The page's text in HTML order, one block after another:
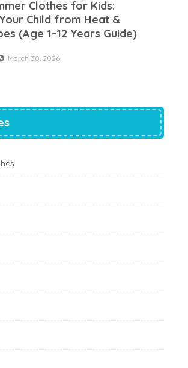
Clothes for Kids:
Child from Heat &
(Age 1–12 Years Guide)
March 30, 2026